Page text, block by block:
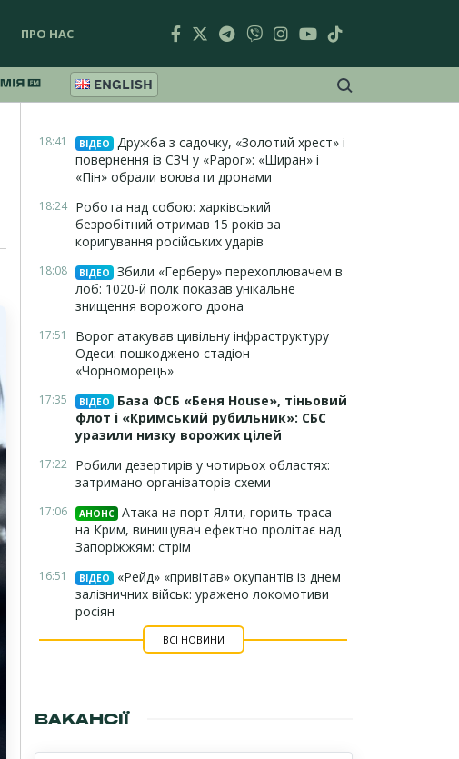
ПРО НАС
ENGLISH
18:41 ВІДЕО
Дружба з садочку, «Золотий хрест» і
повернення із СЗЧ у «Рарог»: «Ширан» і
«Пін» обрали воювати дронами
18:24 Робота над собою: харківський
безробітний отримав 15 років за
коригування російських ударів
18:08 ВІДЕО
Збили «Герберу» перехоплювачем в
лоб: 1020-й полк показав унікальне
знищення ворожого дрона
17:51
Ворог атакував цивільну інфраструктуру
Одеси: пошкоджено стадіон
«Чорноморець»
17:35 ВІДЕО
База ФСБ «Беня House», тіньовий
флот і «Кримський рубильник»: СБС
уразили низку ворожих цілей
17:22 Робили дезертирів у чотирьох областях:
затримано організаторів схеми
17:06 АНОНС Атака на порт Ялти, горить траса
на Крим, винищувач ефектно пролітає над
Запоріжжям: стрім
16:51 ВІДЕО
«Рейд» «привітав» окупантів із днем
залізничних військ: уражено локомотиви
росіян
ВСІ НОВИНИ
ВАКАНСІЇ